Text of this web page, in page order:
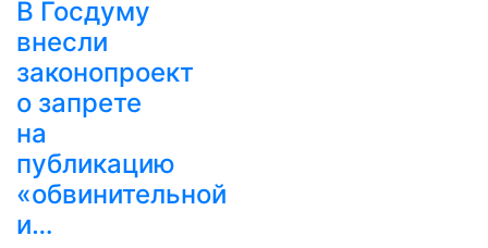
В Госдуму
внесли
законопроект
о запрете
на
публикацию
«обвинительной
и…